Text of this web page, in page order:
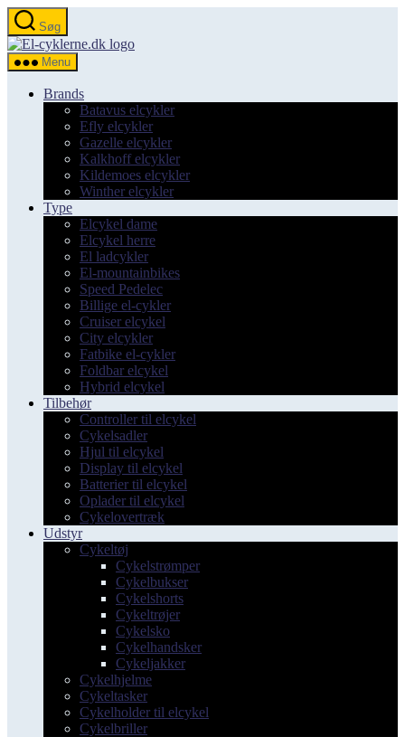
Spring
til
indholdet
Søg
el-
Menu
Brands
Batavus elcykler
Efly elcykler
Gazelle elcykler
Kalkhoff elcykler
Kildemoes elcykler
Winther elcykler
Type
Elcykel dame
Elcykel herre
El ladcykler
El-mountainbikes
Speed Pedelec
Billige el-cykler
Cruiser elcykel
City elcykler
Fatbike el-cykler
Foldbar elcykel
Hybrid elcykel
Tilbehør
Controller til elcykel
Cykelsadler
Hjul til elcykel
Display til elcykel
Batterier til elcykel
Oplader til elcykel
Cykelovertræk
Udstyr
Cykeltøj
Cykelstrømper
Cykelbukser
Cykelshorts
Cykeltrøjer
Cykelsko
Cykelhandsker
Cykeljakker
Cykelhjelme
Cykeltasker
Cykelholder til elcykel
Cykelbriller